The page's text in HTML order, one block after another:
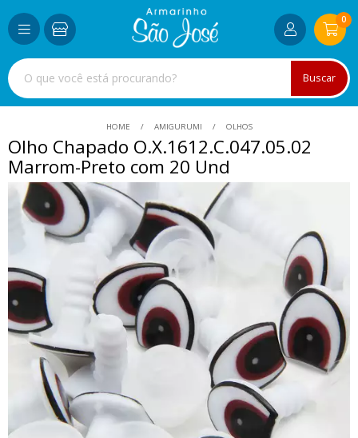
Buscar
0
HOME AMIGURUMI OLHOS
Olho Chapado O.X.1612.C.047.05.02
Marrom-Preto com 20 Und